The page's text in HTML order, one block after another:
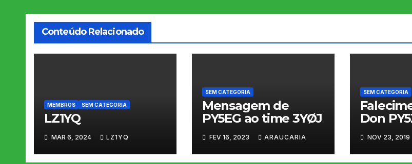
Conteúdo Relacionado
MEMBROS SEM CATEGORIA
LZ1YQ
MAR 6, 2024 LZ1YQ
SEM CATEGORIA
Mensagem de
PY5EG ao time 3YØJ
FEV 16, 2023 ARAUCARIA
SEM CATEGORIA
Don
NOV 23, 2019